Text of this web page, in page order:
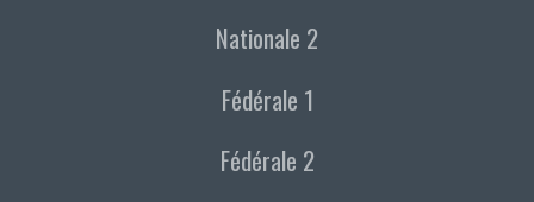
Nationale 2
Fédérale 1
Fédérale 2